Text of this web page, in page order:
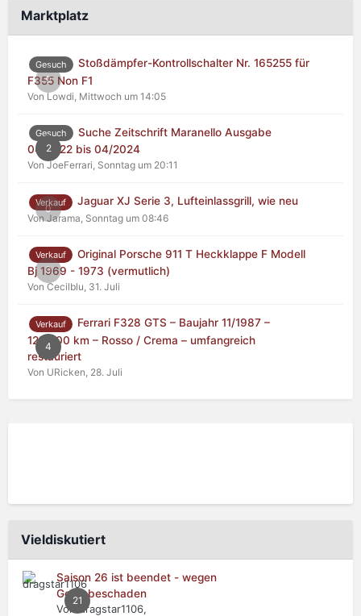
Marktplatz
0
Gesuch
Stoßdämpfer-Kontrollschalter Nr. 165255 für
F355 Non F1
Von Lowdi, Mittwoch um 14:05
2
Gesuch
Suche Zeitschrift Maranello Ausgabe
04/2022 bis 04/2024
Von JoeFerrari, Sonntag um 20:11
0
Verkauf Jaguar XJ Serie 3, Lufteinlassgrill, wie neu
Von Jarama, Sonntag um 08:46
0
Verkauf
Original Porsche 911 T Heckklappe F Modell
Bj 1969 - 1973 (vermutlich)
Von Cecilblu, 31. Juli
4
Verkauf
Ferrari F328 GTS – Baujahr 11/1987 –
125.000 km – Rosso / Crema – umfangreich
restauriert
Von URicken, 28. Juli
Vieldiskutiert
21
Saison 26 ist beendet - wegen
Getriebeschaden
Von dragstar1106,